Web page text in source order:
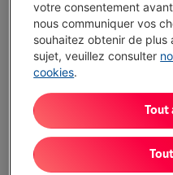
ESS47410SX
votre consentement
nous communiquer vos
souhaitez obtenir de plus
sujet, veuillez consulter
cookies.
Tout